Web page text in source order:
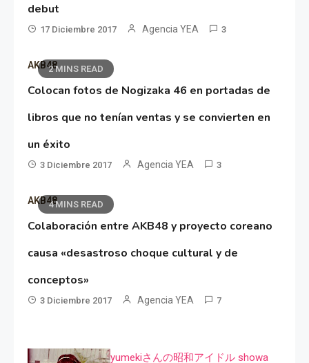
debut
17 Diciembre 2017 Agencia YEA 3
2 MINS READ
AKB48
Colocan fotos de Nogizaka 46 en portadas de
libros que no tenían ventas y se convierten en
un éxito
3 Diciembre 2017 Agencia YEA 3
4 MINS READ
AKB48
Colaboración entre AKB48 y proyecto coreano
causa «desastroso choque cultural y de
conceptos»
3 Diciembre 2017 Agencia YEA 7
yumekiさんの昭和アイドル showa